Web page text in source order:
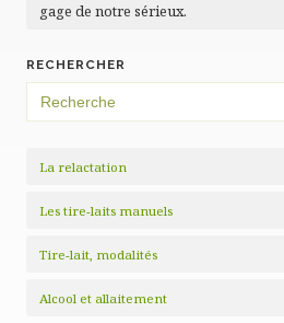
gage de notre sérieux.
RECHERCHER
Search
for:
La relactation
Les tire-laits manuels
Tire-lait, modalités
Alcool et allaitement